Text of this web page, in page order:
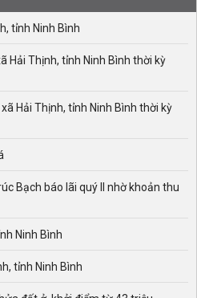
tỉnh Ninh Bình
Hải Thịnh, tỉnh Ninh Bình thời kỳ
Hải Thịnh, tỉnh Ninh Bình thời kỳ
Bạch báo lãi quý II nhờ khoản thu
Ninh Bình
tỉnh Ninh Bình